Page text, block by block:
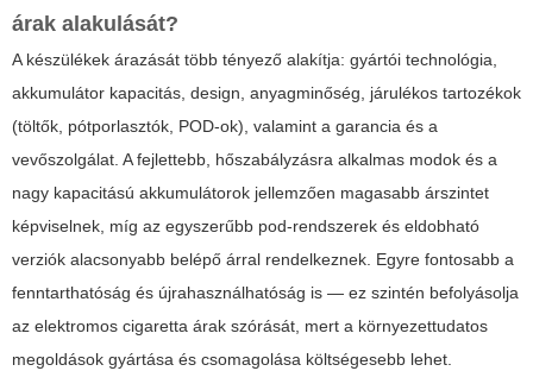
árak alakulását?
A készülékek árazását több tényező alakítja: gyártói technológia,
akkumulátor kapacitás, design, anyagminőség, járulékos tartozékok
(töltők, pótporlasztók, POD-ok), valamint a garancia és a
vevőszolgálat. A fejlettebb, hőszabályzásra alkalmas modok és a
nagy kapacitású akkumulátorok jellemzően magasabb árszintet
képviselnek, míg az egyszerűbb pod-rendszerek és eldobható
verziók alacsonyabb belépő árral rendelkeznek. Egyre fontosabb a
fenntarthatóság és újrahasználhatóság is — ez szintén befolyásolja
az elektromos cigaretta árak szórását, mert a környezettudatos
megoldások gyártása és csomagolása költségesebb lehet.